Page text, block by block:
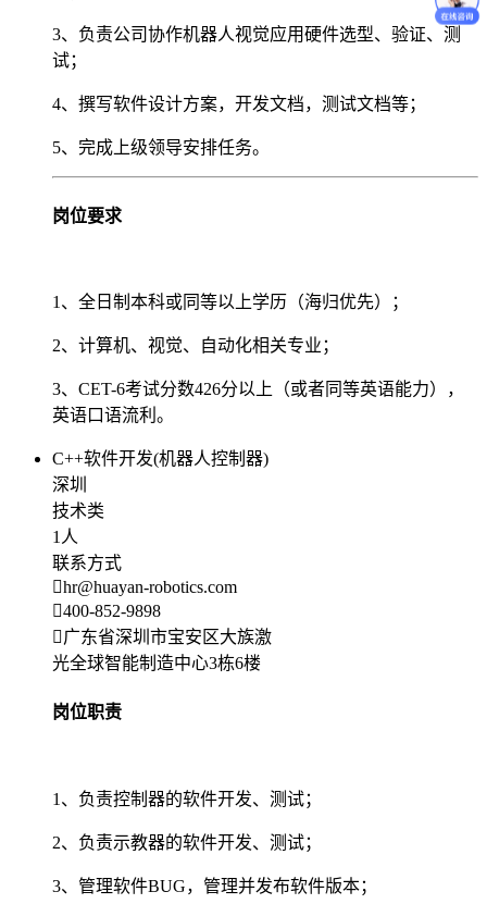
3、负责公司协作机器人视觉应用硬件选型、验证、测
试；
4、撰写软件设计方案，开发文档，测试文档等；
5、完成上级领导安排任务。
岗位要求
1、全日制本科或同等以上学历（海归优先）；
2、计算机、视觉、自动化相关专业；
3、CET-6考试分数426分以上（或者同等英语能力），
英语口语流利。
C++软件开发(机器人控制器)
深圳
技术类
1人
联系方式
hr@huayan-robotics.com
400-852-9898
广东省深圳市宝安区大族激
光全球智能制造中心3栋6楼
岗位职责
1、负责控制器的软件开发、测试；
2、负责示教器的软件开发、测试；
3、管理软件BUG，管理并发布软件版本；